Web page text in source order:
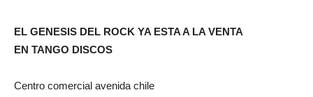
EL GENESIS DEL ROCK YA ESTA A LA VENTA
EN TANGO DISCOS
Centro comercial avenida chile